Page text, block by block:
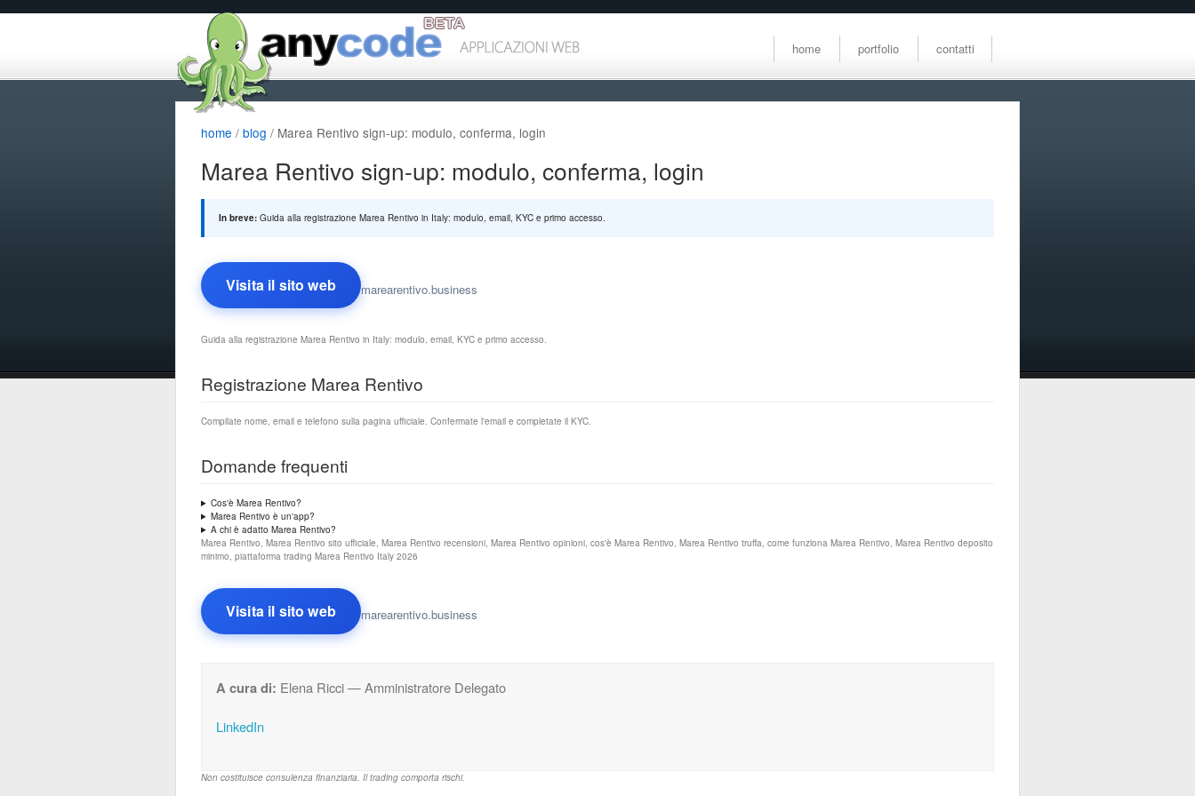
home portfolio contatti
home / blog / Marea Rentivo sign-up: modulo, conferma, login
Marea Rentivo sign-up: modulo, conferma, login
In breve: Guida alla registrazione Marea Rentivo in Italy: modulo, email, KYC e primo accesso.
Visita il sito web marearentivo.business
Guida alla registrazione Marea Rentivo in Italy: modulo, email, KYC e primo accesso.
Registrazione Marea Rentivo
Compilate nome, email e telefono sulla pagina ufficiale. Confermate l'email e completate il KYC.
Domande frequenti
Cos'è Marea Rentivo?
Marea Rentivo è un'app?
A chi è adatto Marea Rentivo?
Marea Rentivo, Marea Rentivo sito ufficiale, Marea Rentivo recensioni, Marea Rentivo opinioni, cos'è Marea Rentivo, Marea Rentivo truffa, come funziona Marea Rentivo, Marea Rentivo deposito
minimo, piattaforma trading Marea Rentivo Italy 2026
Visita il sito web marearentivo.business
A cura di: Elena Ricci — Amministratore Delegato
LinkedIn
Non costituisce consulenza finanziaria. Il trading comporta rischi.